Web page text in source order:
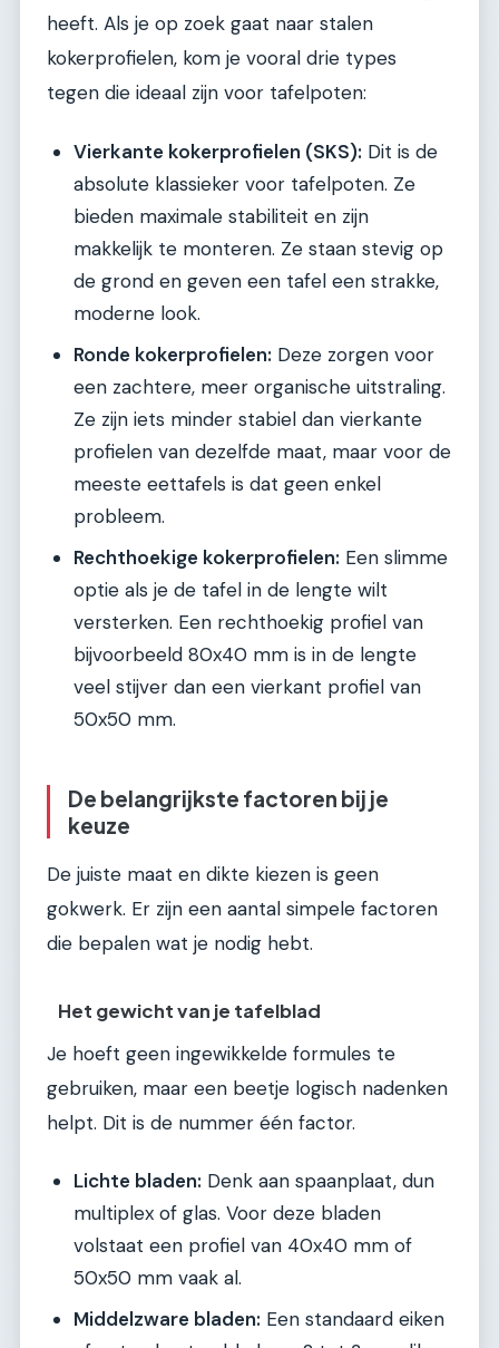
heeft. Als je op zoek gaat naar stalen
kokerprofielen, kom je vooral drie types
tegen die ideaal zijn voor tafelpoten:
Vierkante kokerprofielen (SKS): Dit is de
absolute klassieker voor tafelpoten. Ze
bieden maximale stabiliteit en zijn
makkelijk te monteren. Ze staan stevig op
de grond en geven een tafel een strakke,
moderne look.
Ronde kokerprofielen: Deze zorgen voor
een zachtere, meer organische uitstraling.
Ze zijn iets minder stabiel dan vierkante
profielen van dezelfde maat, maar voor de
meeste eettafels is dat geen enkel
probleem.
Rechthoekige kokerprofielen: Een slimme
optie als je de tafel in de lengte wilt
versterken. Een rechthoekig profiel van
bijvoorbeeld 80x40 mm is in de lengte
veel stijver dan een vierkant profiel van
50x50 mm.
De belangrijkste factoren bij je
keuze
De juiste maat en dikte kiezen is geen
gokwerk. Er zijn een aantal simpele factoren
die bepalen wat je nodig hebt.
Het gewicht van je tafelblad
Je hoeft geen ingewikkelde formules te
gebruiken, maar een beetje logisch nadenken
helpt. Dit is de nummer één factor.
Lichte bladen: Denk aan spaanplaat, dun
multiplex of glas. Voor deze bladen
volstaat een profiel van 40x40 mm of
50x50 mm vaak al.
Middelzware bladen: Een standaard eiken